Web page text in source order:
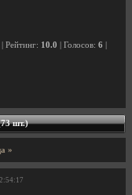
| Рейтинг: 10.0 | Голосов: 6
шт.)
»